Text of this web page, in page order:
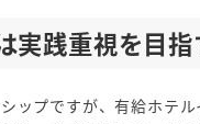
実践重視を目指
ップですが、有給ホテ